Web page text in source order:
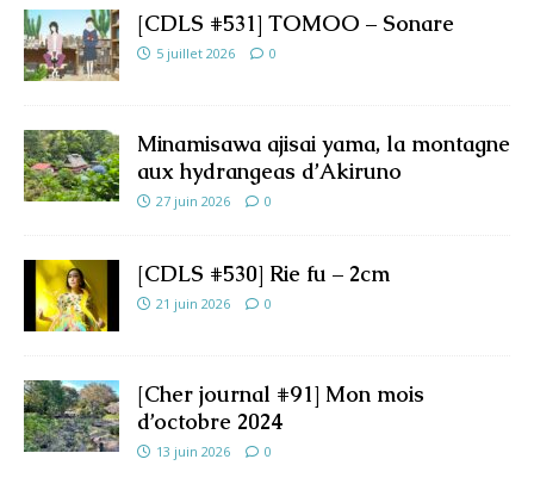
[CDLS #531] TOMOO – Sonare
5 juillet 2026 0
Minamisawa ajisai yama, la montagne
aux hydrangeas d’Akiruno
27 juin 2026 0
[CDLS #530] Rie fu – 2cm
21 juin 2026 0
[Cher journal #91] Mon mois
d’octobre 2024
13 juin 2026 0